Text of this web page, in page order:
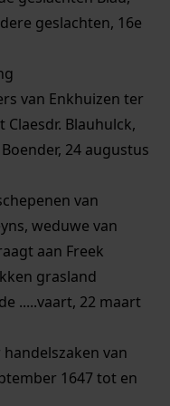
geslachten, 16e
van Enkhuizen ter
Blauhulck,
24 augustus
van
weduwe van
aan Freek
grasland
.....vaart, 22 maart
van
1647 tot en